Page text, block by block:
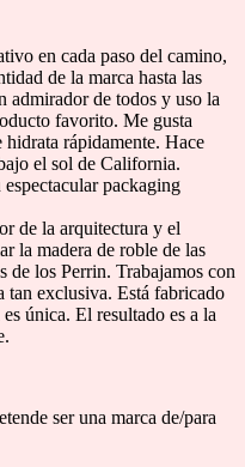
en cada paso del camino,
de la marca hasta las
admirador de todos y uso la
favorito. Me gusta
hidrata rápidamente. Hace
el sol de California.
packaging
de la arquitectura y el
la madera de roble de las
de los Perrin. Trabajamos con
tan exclusiva. Está fabricado
única. El resultado es a la
ser una marca de/para